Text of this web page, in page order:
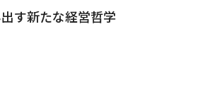
す新たな経営哲学